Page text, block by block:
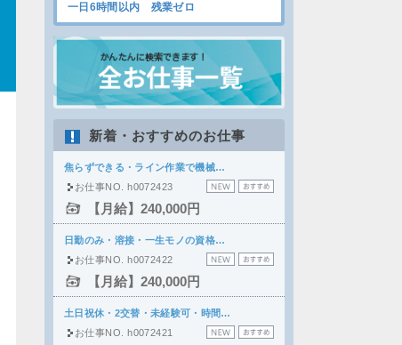
一日6時間以内
残業ゼロ
新着・おすすめのお仕事
焦らずできる・ライン作業で機械…
お仕事NO. h0072423
【月給】240,000円
日勤のみ・溶接・一生モノの資格…
お仕事NO. h0072422
【月給】240,000円
土日祝休・2交替・未経験可・時間…
お仕事NO. h0072421